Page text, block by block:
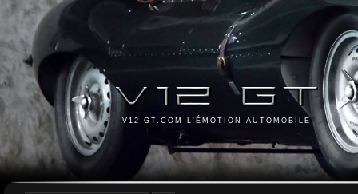
V12 GT.COM L'ÉMOTION AUTOMOBILE